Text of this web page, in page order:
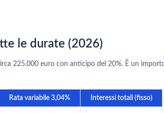
le durate (2026)
225.000 euro con anticipo del 20%. È un
Rata variabile 3,04% Interessi totali (fisso)